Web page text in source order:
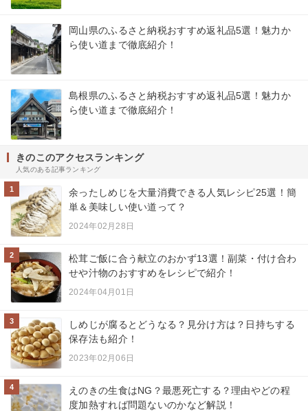
岡山県のふるさと納税おすすめ返礼品5選！魅力か
ら使い道まで徹底紹介！
島根県のふるさと納税おすすめ返礼品5選！魅力か
ら使い道まで徹底紹介！
きのこのアクセスランキング
人気のある記事ランキング
1
余ったしめじを大量消費できる人気レシピ25選！簡
単＆美味しい使い道って？
2024年02月28日
2
松茸ご飯に合う献立のおかず13選！副菜・付け合わ
せや汁物のおすすめをレシピで紹介！
2024年04月01日
3
しめじが腐るとどうなる？見分け方は？日持ちする
保存法も紹介！
2023年02月06日
4
えのきの生食はNG？最悪死亡する？理由やどの程
度加熱すれば問題ないのかなど解説！